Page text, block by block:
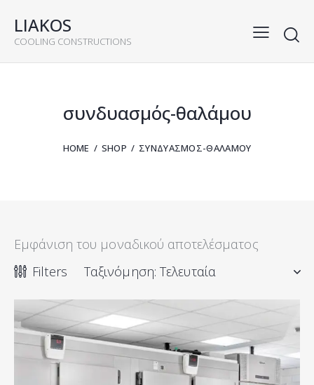
LIAKOS
COOLING CONSTRUCTIONS
συνδυασμός-θαλάμου
HOME SHOP ΣΥΝΔΥΑΣΜΌΣ-ΘΑΛΆΜΟΥ
Εμφάνιση του μοναδικού αποτελέσματος
Filters